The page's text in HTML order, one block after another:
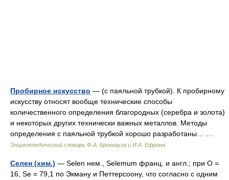
Пробирное искусство — (с паяльной трубкой). К пробирному
искусству относят вообще технические способы
количественного определения благородных (серебра и золота)
и некоторых других технически важных металлов. Методы
определения с паяльной трубкой хорошо разработаны… …
Энциклопедический словарь Ф.А. Брокгауза и И.А. Ефрона
Селен (хим.) — Selen нем., Selemum франц. и англ.; при О =
16, Se = 79,1 по Экману и Петтерсоону, что согласно с одним